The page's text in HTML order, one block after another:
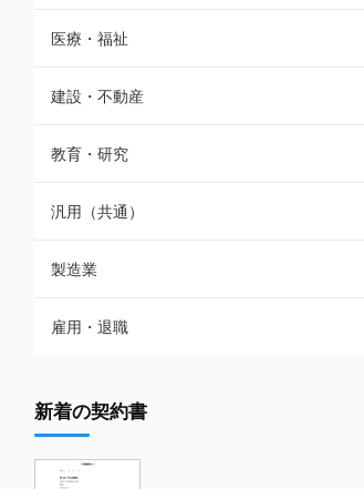
医療・福祉
建設・不動産
教育・研究
汎用（共通）
製造業
雇用・退職
新着の契約書